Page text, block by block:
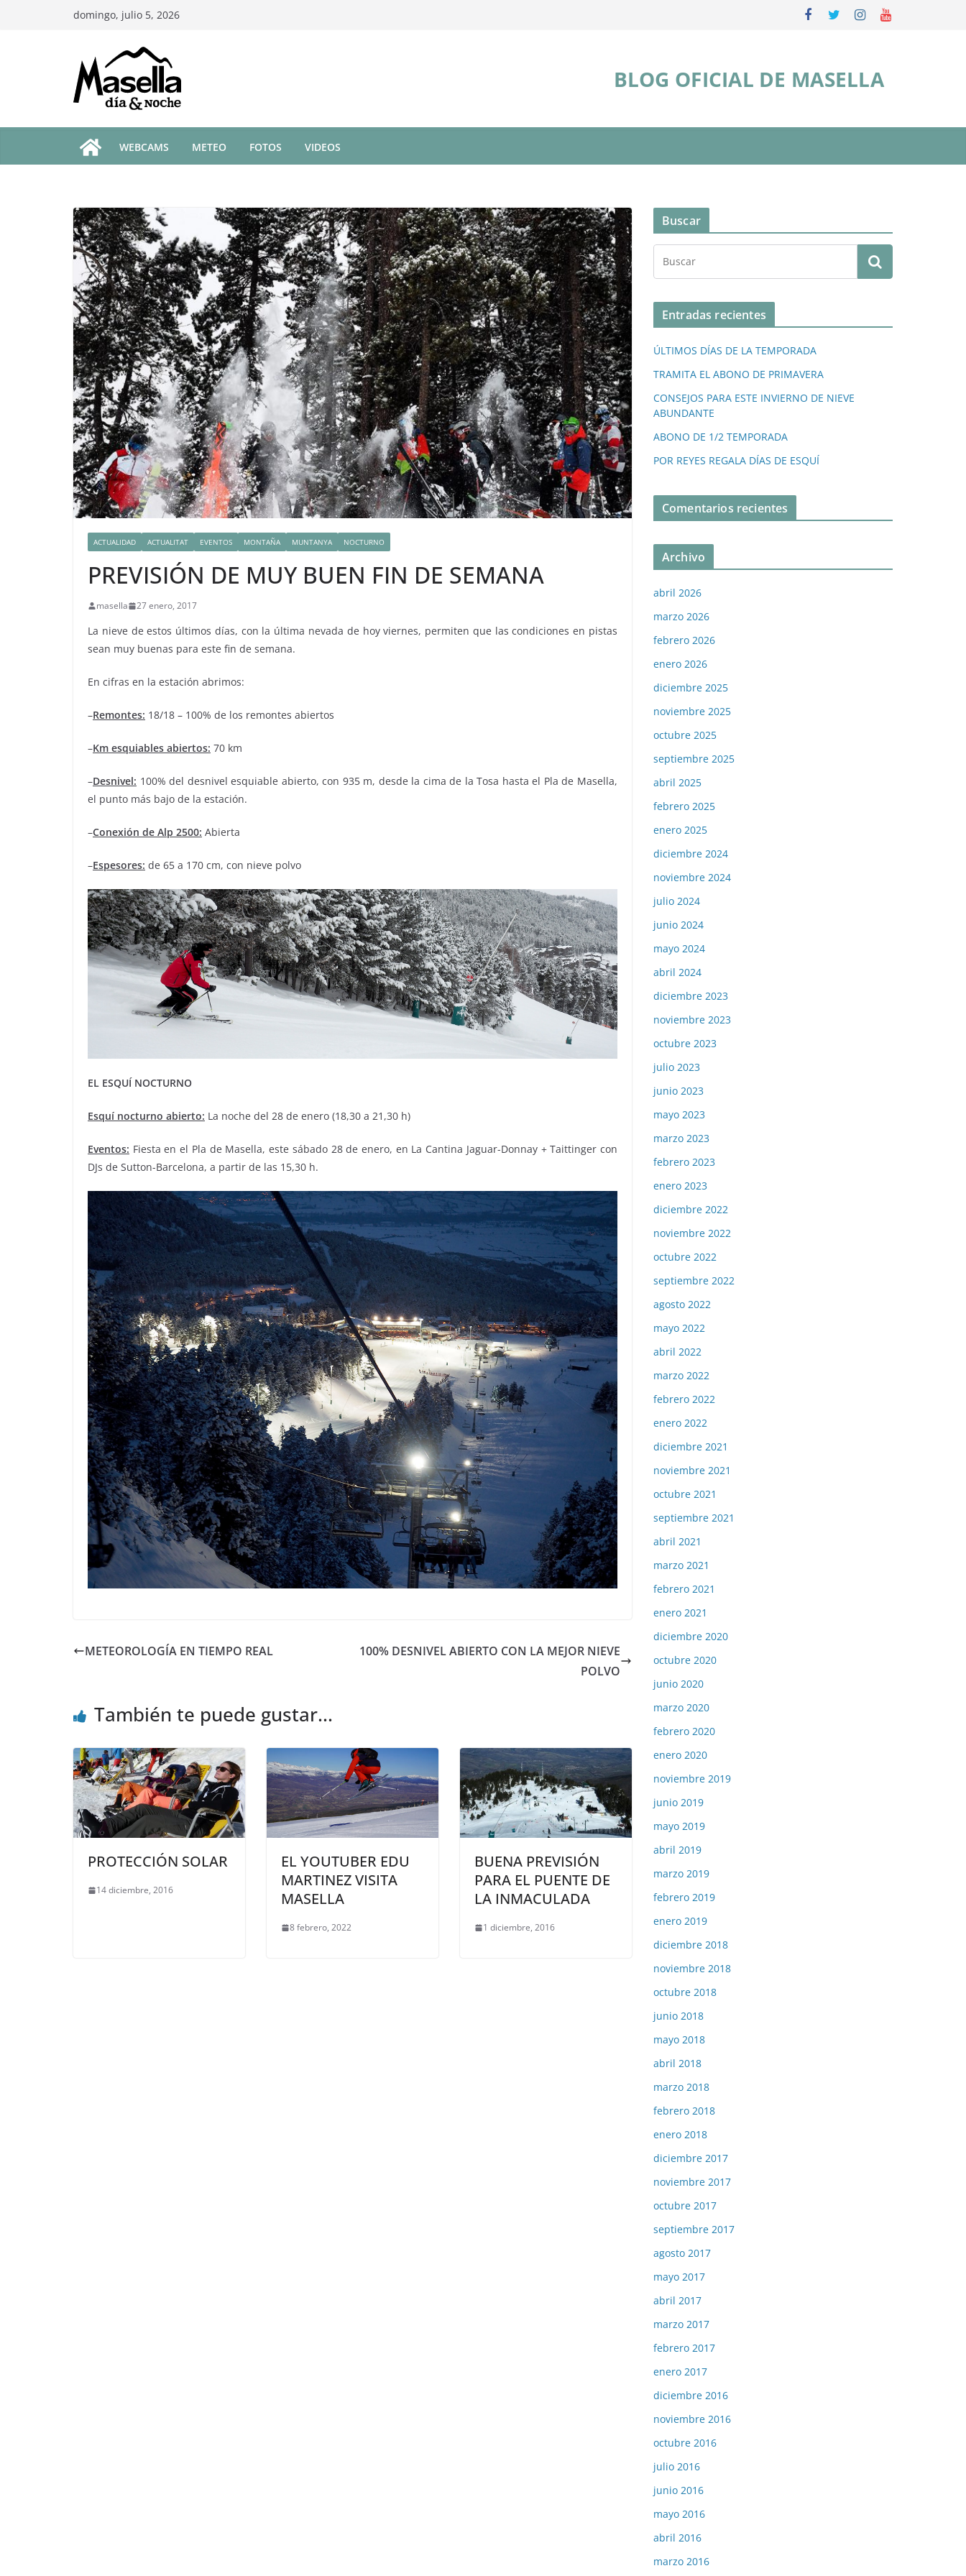
domingo, julio 5, 2026
BLOG OFICIAL DE MASELLA
WEBCAMS METEO FOTOS VIDEOS
ACTUALIDAD ACTUALITAT EVENTOS MONTAÑA MUNTANYA NOCTURNO
PREVISIÓN DE MUY BUEN FIN DE SEMANA
masella 27 enero, 2017
La nieve de estos últimos días, con la última nevada de hoy viernes, permiten que las condiciones en pistas
sean muy buenas para este fin de semana.
En cifras en la estación abrimos:
–Remontes: 18/18 – 100% de los remontes abiertos
–Km esquiables abiertos: 70 km
–Desnivel: 100% del desnivel esquiable abierto, con 935 m, desde la cima de la Tosa hasta el Pla de Masella,
el punto más bajo de la estación.
–Conexión de Alp 2500: Abierta
–Espesores: de 65 a 170 cm, con nieve polvo
EL ESQUÍ NOCTURNO
Esquí nocturno abierto: La noche del 28 de enero (18,30 a 21,30 h)
Eventos: Fiesta en el Pla de Masella, este sábado 28 de enero, en La Cantina Jaguar-Donnay + Taittinger con
DJs de Sutton-Barcelona, a partir de las 15,30 h.
METEOROLOGÍA EN TIEMPO REAL
100% DESNIVEL ABIERTO CON LA MEJOR NIEVE
POLVO
También te puede gustar...
PROTECCIÓN SOLAR
14 diciembre, 2016
EL YOUTUBER EDU
MARTINEZ VISITA
MASELLA
8 febrero, 2022
BUENA PREVISIÓN
PARA EL PUENTE DE
LA INMACULADA
1 diciembre, 2016
Buscar
Entradas recientes
ÚLTIMOS DÍAS DE LA TEMPORADA
TRAMITA EL ABONO DE PRIMAVERA
CONSEJOS PARA ESTE INVIERNO DE NIEVE
ABUNDANTE
ABONO DE 1/2 TEMPORADA
POR REYES REGALA DÍAS DE ESQUÍ
Comentarios recientes
Archivo
abril 2026
marzo 2026
febrero 2026
enero 2026
diciembre 2025
noviembre 2025
octubre 2025
septiembre 2025
abril 2025
febrero 2025
enero 2025
diciembre 2024
noviembre 2024
julio 2024
junio 2024
mayo 2024
abril 2024
diciembre 2023
noviembre 2023
octubre 2023
julio 2023
junio 2023
mayo 2023
marzo 2023
febrero 2023
enero 2023
diciembre 2022
noviembre 2022
octubre 2022
septiembre 2022
agosto 2022
mayo 2022
abril 2022
marzo 2022
febrero 2022
enero 2022
diciembre 2021
noviembre 2021
octubre 2021
septiembre 2021
abril 2021
marzo 2021
febrero 2021
enero 2021
diciembre 2020
octubre 2020
junio 2020
marzo 2020
febrero 2020
enero 2020
noviembre 2019
junio 2019
mayo 2019
abril 2019
marzo 2019
febrero 2019
enero 2019
diciembre 2018
noviembre 2018
octubre 2018
junio 2018
mayo 2018
abril 2018
marzo 2018
febrero 2018
enero 2018
diciembre 2017
noviembre 2017
octubre 2017
septiembre 2017
agosto 2017
mayo 2017
abril 2017
marzo 2017
febrero 2017
enero 2017
diciembre 2016
noviembre 2016
octubre 2016
julio 2016
junio 2016
mayo 2016
abril 2016
marzo 2016